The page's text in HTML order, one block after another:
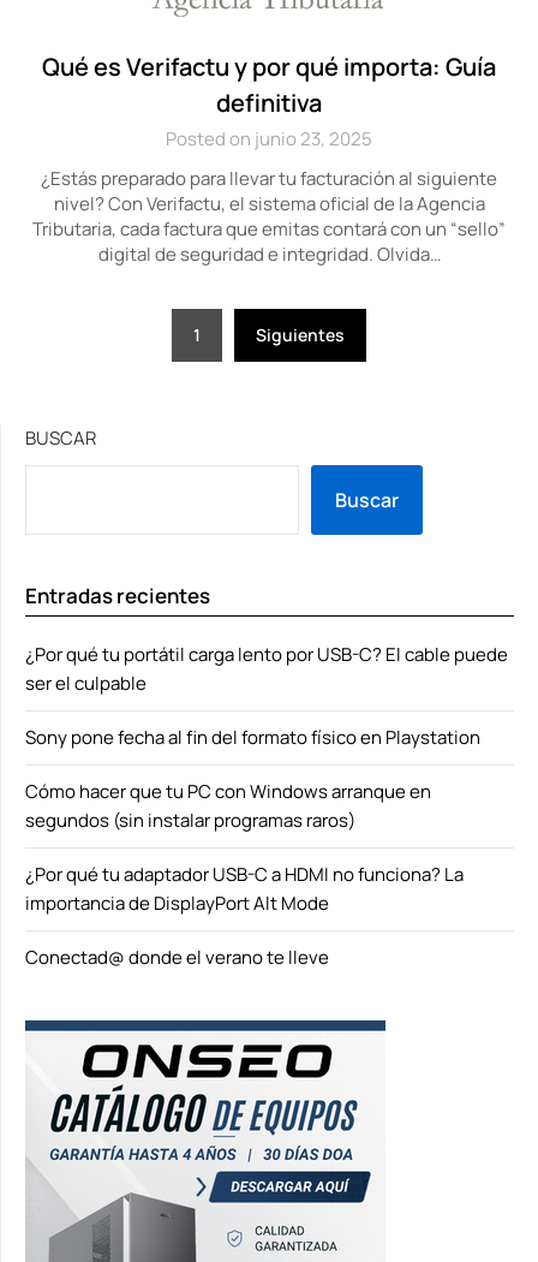
Qué es Verifactu y por qué importa: Guía
definitiva
Posted on junio 23, 2025
¿Estás preparado para llevar tu facturación al siguiente
nivel? Con Verifactu, el sistema oficial de la Agencia
Tributaria, cada factura que emitas contará con un “sello”
digital de seguridad e integridad. Olvida…
1 Siguientes
BUSCAR
Buscar
Entradas recientes
¿Por qué tu portátil carga lento por USB-C? El cable puede
ser el culpable
Sony pone fecha al fin del formato físico en Playstation
Cómo hacer que tu PC con Windows arranque en
segundos (sin instalar programas raros)
¿Por qué tu adaptador USB-C a HDMI no funciona? La
importancia de DisplayPort Alt Mode
Conectad@ donde el verano te lleve